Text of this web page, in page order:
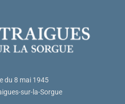
du 8 mai 1945
sur-la-Sorgue